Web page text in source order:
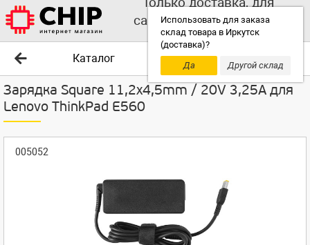
Использовать для заказа
склад товара в Иркутск
(доставка)?
Да
Другой склад
самовывоза выбирайте
другой склад!
Каталог
Зарядка Square 11,2x4,5mm / 20V 3,25A для
Lenovo ThinkPad E560
005052